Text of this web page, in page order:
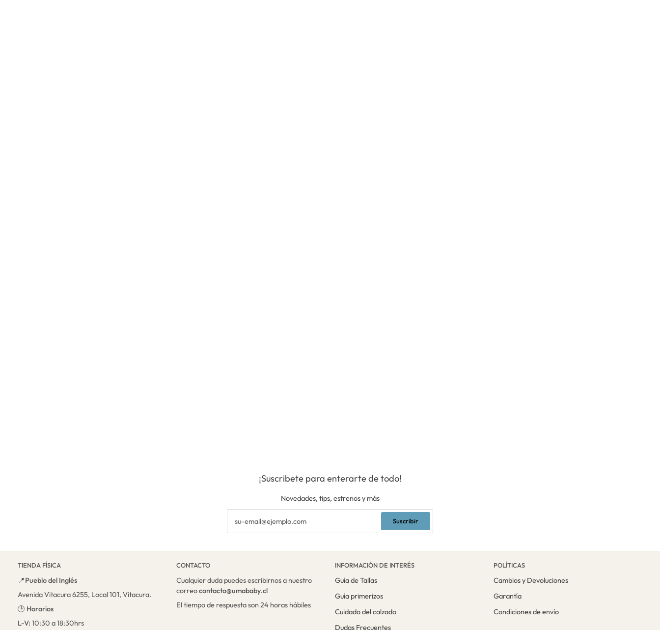
¡Suscribete para enterarte de todo!
Novedades, tips, estrenos y más
Suscribir
TIENDA FÍSICA
📍Pueblo del Inglés
Avenida Vitacura 6255, Local 101, Vitacura.
🕒 Horarios
L-V: 10:30 a 18:30hrs
CONTACTO
Cualquier duda puedes escribirnos a nuestro
correocontacto@umababy.cl
El tiempo de respuesta son 24 horas hábiles
INFORMACIÓN DE INTERÉS
Guía de Tallas
Guía primerizos
Cuidado del calzado
Dudas Frecuentes
POLÍTICAS
Cambios y Devoluciones
Garantía
Condiciones de envío